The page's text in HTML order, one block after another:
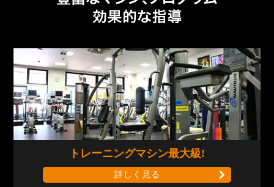
トレーニングマシン最大級!
詳しく見る